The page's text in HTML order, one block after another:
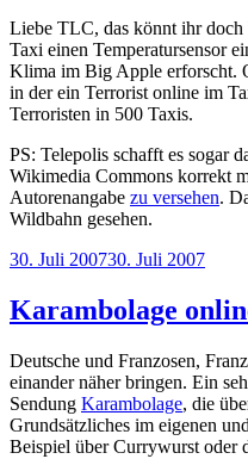
Liebe TLC, das könnt ihr doch
Taxi einen Temperatursensor
Klima im Big Apple erforscht.
in der ein Terrorist online im
Terroristen in 500 Taxis.
PS: Telepolis schafft es sogar
Wikimedia Commons korrekt
Autorenangabe zu versehen.
Wildbahn gesehen.
Veröffentlicht
30. Juli 200730. Juli 2007
Karambolage
Deutsche und Franzosen,
einander näher bringen. Ein
Sendung Karambolage, die
Grundsätzliches im eigenen
Beispiel über Currywurst oder